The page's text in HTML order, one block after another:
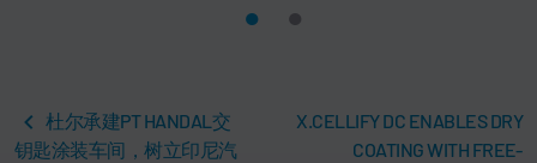
杜尔承建PT HANDAL交
钥匙涂装车间，树立印尼汽
X.CELLIFY DC ENABLES DRY
COATING WITH FREE-